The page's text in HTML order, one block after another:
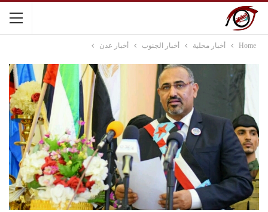
Home أخبار محلية أخبار الجنوب أخبار عدن